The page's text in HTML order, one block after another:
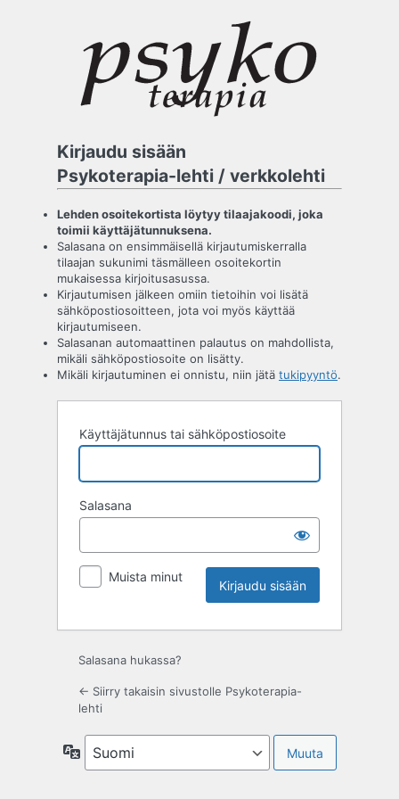
Kirjaudu sisään
Psykoterapia-lehti / verkkolehti
Lehden osoitekortista löytyy tilaajakoodi, joka
toimii käyttäjätunnuksena.
Salasana on ensimmäisellä kirjautumiskerralla
tilaajan sukunimi täsmälleen osoitekortin
mukaisessa kirjoitusasussa.
Kirjautumisen jälkeen omiin tietoihin voi lisätä
sähköpostiosoitteen, jota voi myös käyttää
kirjautumiseen.
Salasanan automaattinen palautus on mahdollista,
mikäli sähköpostiosoite on lisätty.
Mikäli kirjautuminen ei onnistu, niin jätä tukipyyntö.
Käyttäjätunnus tai sähköpostiosoite
Salasana
Muista minut
Salasana hukassa?
← Siirry takaisin sivustolle Psykoterapia-
lehti
Kieli